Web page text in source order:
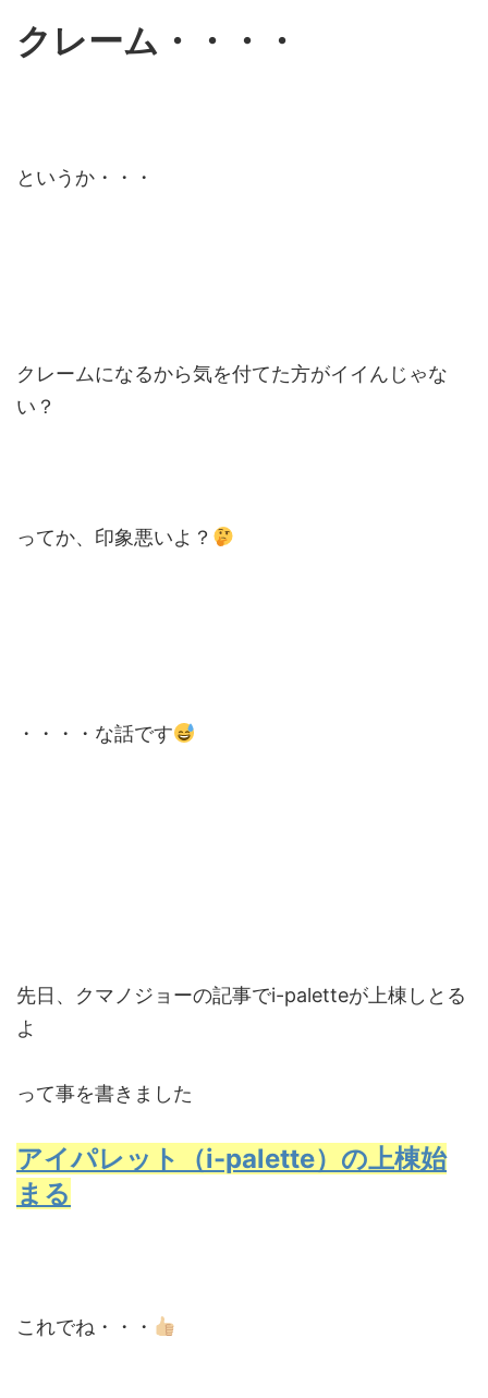
クレーム・・・・
というか・・・
クレームになるから気を付てた方がイイんじゃな
い？
ってか、印象悪いよ？
・・・・な話です
先日、クマノジョーの記事でi-paletteが上棟しとる
よ
って事を書きました
アイパレット（i-palette）の上棟始
まる
これでね・・・